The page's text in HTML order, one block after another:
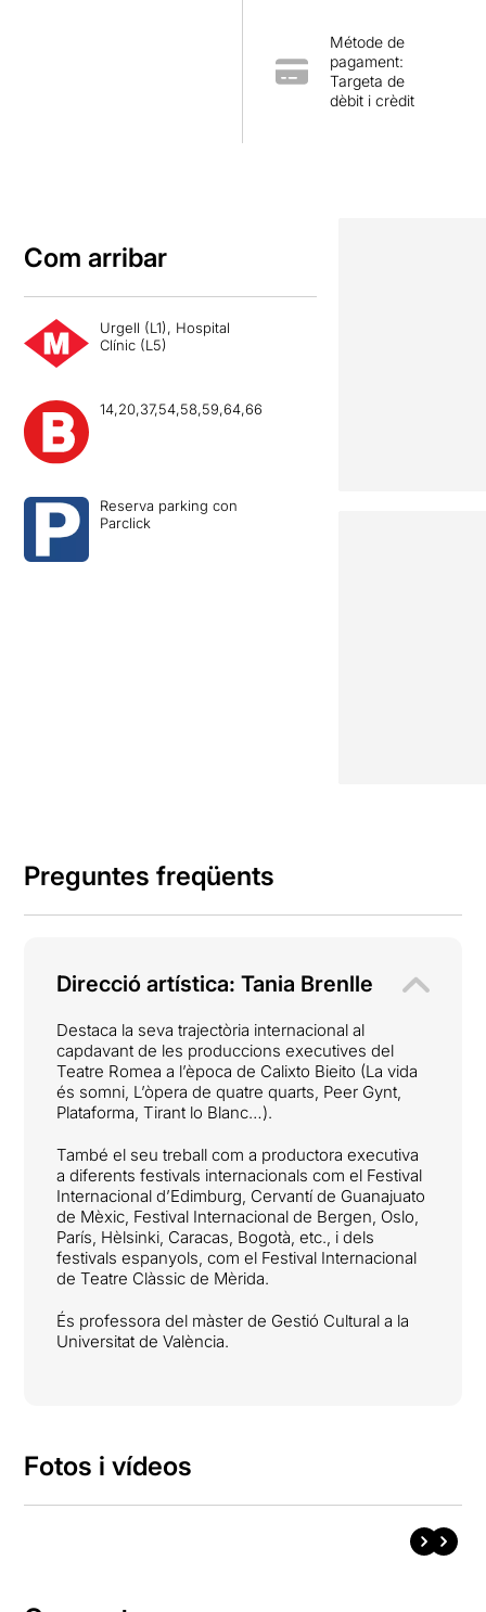
Métode de
pagament:
Targeta de
dèbit i crèdit
Com arribar
Urgell (L1), Hospital
Clínic (L5)
14,20,37,54,58,59,64,66
Reserva parking con
Parclick
Preguntes freqüents
Direcció artística: Tania Brenlle
Destaca la seva trajectòria internacional al
capdavant de les produccions executives del
Teatre Romea a l’època de Calixto Bieito (La vida
és somni, L’òpera de quatre quarts, Peer Gynt,
Plataforma, Tirant lo Blanc…).
També el seu treball com a productora executiva
a diferents festivals internacionals com el Festival
Internacional d’Edimburg, Cervantí de Guanajuato
de Mèxic, Festival Internacional de Bergen, Oslo,
París, Hèlsinki, Caracas, Bogotà, etc., i dels
festivals espanyols, com el Festival Internacional
de Teatre Clàssic de Mèrida.
És professora del màster de Gestió Cultural a la
Universitat de València.
Fotos i vídeos